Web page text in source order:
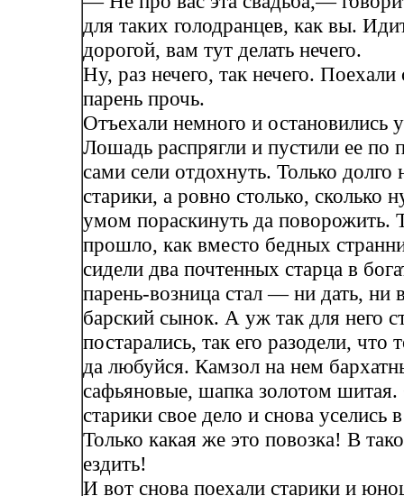
для таких голодранцев, как вы.
дорогой, вам тут делать нечего.
Ну, раз нечего, так нечего. Поехали
парень прочь.
Отъехали немного и остановились
Лошадь распрягли и пустили ее по
сами сели отдохнуть. Только долго
старики, а ровно столько, сколько
умом пораскинуть да поворожить.
прошло, как вместо бедных
сидели два почтенных старца в
парень-возница стал — ни дать, ни
барский сынок. А уж так для него
постарались, так его разодели, что
да любуйся. Камзол на нем
сафьяновые, шапка золотом шитая.
старики свое дело и снова уселись
Только какая же это повозка! В
ездить!
И вот снова поехали старики и